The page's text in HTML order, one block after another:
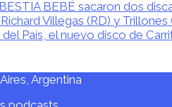
BEBÉ sacaron dos
Villegas (RD) y Trillones
País, el nuevo disco de
Argentina